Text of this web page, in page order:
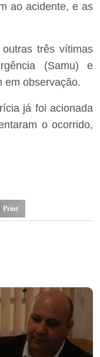
ao acidente, e as
três vítimas
(Samu) e
em observação.
já foi acionada
o ocorrido,
Print